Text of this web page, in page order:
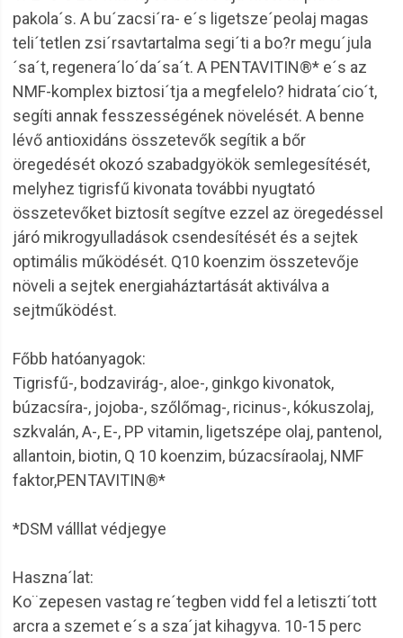
pakola´s. A bu´zacsi´ra- e´s ligetsze´peolaj magas
teli´tetlen zsi´rsavtartalma segi´ti a bo?r megu´jula
´sa´t, regenera´lo´da´sa´t. A PENTAVITIN®* e´s az
NMF-komplex biztosi´tja a megfelelo? hidrata´cio´t,
segíti annak fesszességének növelését. A benne
lévő antioxidáns összetevők segítik a bőr
öregedését okozó szabadgyökök semlegesítését,
melyhez tigrisfű kivonata további nyugtató
összetevőket biztosít segítve ezzel az öregedéssel
járó mikrogyulladások csendesítését és a sejtek
optimális működését. Q10 koenzim összetevője
növeli a sejtek energiaháztartását aktiválva a
sejtműködést.
Főbb hatóanyagok:
Tigrisfű-, bodzavirág-, aloe-, ginkgo kivonatok,
búzacsíra-, jojoba-, szőlőmag-, ricinus-, kókuszolaj,
szkvalán, A-, E-, PP vitamin, ligetszépe olaj, pantenol,
allantoin, biotin, Q 10 koenzim, búzacsíraolaj, NMF
faktor,PENTAVITIN®*
*DSM válllat védjegye
Haszna´lat:
Ko¨zepesen vastag re´tegben vidd fel a letiszti´tott
arcra a szemet e´s a sza´jat kihagyva. 10-15 perc